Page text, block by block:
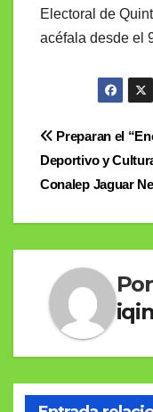
Electoral de
acéfala desde el
de
Preparan el
Deportivo y
Conalep Jaguar
Por